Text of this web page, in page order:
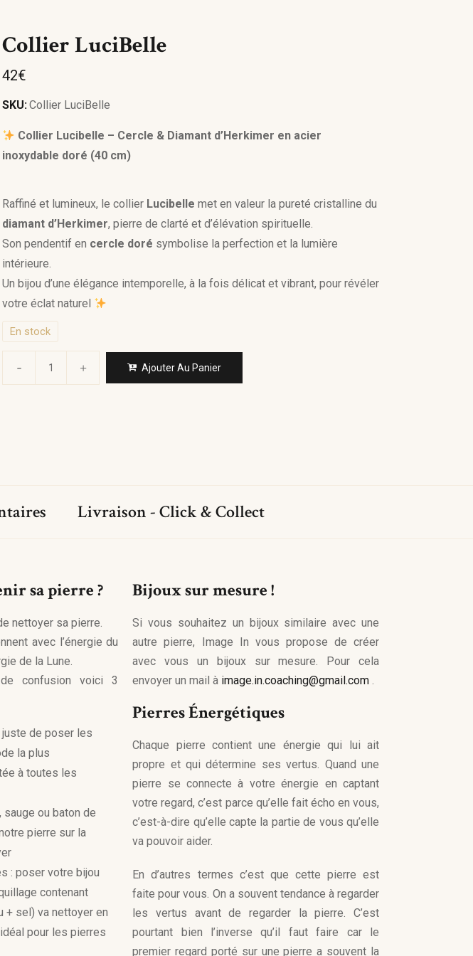
Collier LuciBelle
42€
SKU:Collier LuciBelle
Collier Lucibelle – Cercle & Diamant d’Herkimer en acier
inoxydable doré (40 cm)
Raffiné et lumineux, le collier Lucibelle met en valeur la pureté cristalline du
diamant d’Herkimer, pierre de clarté et d’élévation spirituelle.
Son pendentif en cercle doré symbolise la perfection et la lumière
intérieure.
Un bijou d’une élégance intemporelle, à la fois délicat et vibrant, pour révéler
votre éclat naturel
En stock
Ajouter Au Panier
Livraison - Click & Collect
sa pierre ?
nettoyer sa pierre.
avec l’énergie du
de la Lune.
confusion voici 3
de poser les
la plus
à toutes les
sauge ou baton de
pierre sur la
: poser votre bijou
contenant
+ sel) va nettoyer en
pour les pierres
Bijoux sur mesure !
Si vous souhaitez un bijoux similaire avec une
autre pierre, Image In vous propose de créer
avec vous un bijoux sur mesure. Pour cela
envoyer un mail à image.in.coaching@gmail.com .
Pierres Énergétiques
Chaque pierre contient une énergie qui lui ait
propre et qui détermine ses vertus. Quand une
pierre se connecte à votre énergie en captant
votre regard, c’est parce qu’elle fait écho en vous,
c’est-à-dire qu’elle capte la partie de vous qu’elle
va pouvoir aider.
En d’autres termes c’est que cette pierre est
faite pour vous. On a souvent tendance à regarder
les vertus avant de regarder la pierre. C’est
pourtant bien l’inverse qu’il faut faire car le
premier regard porté sur une pierre a souvent la